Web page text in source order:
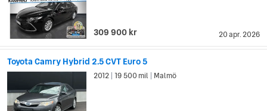
20 apr. 2026
309 900 kr
Toyota Camry Hybrid 2.5 CVT Euro 5
2012 19 500 mil Malmö